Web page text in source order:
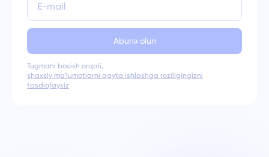
Abunə olun
Tugmani bosish orqali,
shaxsiy ma'lumotlarni qayta ishlashga roziligingizni
tasdiqlaysiz